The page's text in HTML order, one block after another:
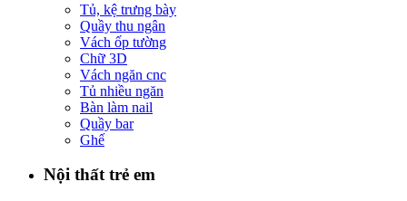
Tủ, kệ trưng bày
Quầy thu ngân
Vách ốp tường
Chữ 3D
Vách ngăn cnc
Tủ nhiều ngăn
Bàn làm nail
Quầy bar
Ghế
Nội thất trẻ em